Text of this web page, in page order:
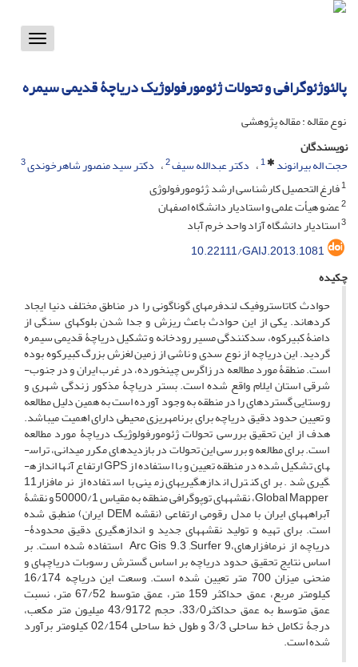
Toggle
پالئوژئوگرافی و تحولات ژئومورفولوژیک دریاچۀ قدیمی سیمره
نوع مقاله : مقاله پژوهشی
نویسندگان
حجت اله بیرانوند
1 دکتر عبدالله سیف2 دکتر سید منصور شاهرخوندی3
1فارغ التحصیل کارشناسی ارشد ‍‍ژئومورفولوژی
2عضو هیأت علمی و استادیار دانشگاه اصفهان
3استادیار دانشگاه آزاد واحد خرم آباد
10.22111/GAIJ.2013.1081
چکیده
حوادث کاتاستروفیک لندفرم­های گوناگونی را در مناطق مختلف دنیا ایجاد
کرده­اند. یکی از این حوادث باعث ریزش و جدا شدن بلوک­های سنگی از
دامنۀ کبیرکوه، سدکنندگی مسیر رودخانه و تشکیل دریاچۀ ­قدیمی سیمره
گردید. این دریاچه از نوع سدی و ناشی از زمین لغزش بزرگ کبیرکوه بوده
است. منطقۀ مورد مطالعه در زاگرس چین­خورده، در غرب ایران و در جنوب­
شرقی استان ایلام واقع شده است. بستر دریاچۀ مذکور زندگی شهری و
روستایی گسترده­ای را در منطقه به وجود آورده است به همین دلیل مطالعه
و تعیین حدود دقیق دریاچه برای برنامه­ریزی محیطی دارای اهمیت می­باشد.
هدف از این تحقیق بررسی تحولات ژئومورفولوژیک دریاچۀ­ مورد مطالعه
است. برای مطالعه و بررسی این تحولات در بازدیدهای مکرر میدانی، تراس­
های تشکیل شده در منطقه تعیین و با استفاده از GPS ارتفاع آنها اندازه­
گیری شد. برای کنترل اندازه­گیری­های زمینی با استفاده از نرم­افزار11
Global Mapper، نقشه­های توپوگرافی منطقه به مقیاس 50000/1 و نقشۀ
آبراهه­های ایران با مدل رقومی ارتفاعی (نقشه DEM ایران) منطبق شده
است. برای تهیه و­­ تولید نقشه­های جدید و اندازه­گیری دقیق محدودۀ­
دریاچه از نرم­افزارهای،Arc Gis 9.3 , Surfer 9 استفاده شده است. بر
اساس نتایج تحقیق حدود دریاچه بر اساس گسترش رسوبات دریاچه­ای و
منحنی میزان 700 متر تعیین شده است. وسعت این دریاچه­ 16/174
کیلومتر مربع، عمق­ حداکثر ­159­ متر، عمق ­متوسط 67/52 متر، نسبت
عمق­ متوسط به عمق­ حداکثر33/0، حجم 43/9172 میلیون متر مکعب،
درجۀ تکامل خط ساحلی 3/3 و طول خط­ ساحلی 02/154 کیلومتر برآورد
شده است.